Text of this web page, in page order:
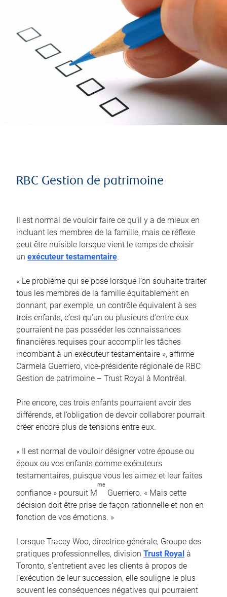
RBC Gestion de patrimoine
Il est normal de vouloir faire ce qu’il y a de mieux en
incluant les membres de la famille, mais ce réflexe
peut être nuisible lorsque vient le temps de choisir
un exécuteur testamentaire.
« Le problème qui se pose lorsque l’on souhaite traiter
tous les membres de la famille équitablement en
donnant, par exemple, un contrôle équivalent à ses
trois enfants, c’est qu’un ou plusieurs d’entre eux
pourraient ne pas posséder les connaissances
financières requises pour accomplir les tâches
incombant à un exécuteur testamentaire », affirme
Carmela Guerriero, vice-présidente régionale de RBC
Gestion de patrimoine – Trust Royal à Montréal.
Pire encore, ces trois enfants pourraient avoir des
différends, et l’obligation de devoir collaborer pourrait
créer encore plus de tensions entre eux.
« Il est normal de vouloir désigner votre épouse ou
époux ou vos enfants comme exécuteurs
testamentaires, puisque vous les aimez et leur faites
confiance » poursuit M
me
Guerriero. « Mais cette
décision doit être prise de façon rationnelle et non en
fonction de vos émotions. »
Lorsque Tracey Woo, directrice générale, Groupe des
pratiques professionnelles, division Trust Royal à
Toronto, s’entretient avec les clients à propos de
l’exécution de leur succession, elle souligne le plus
souvent les conséquences négatives qui pourraient